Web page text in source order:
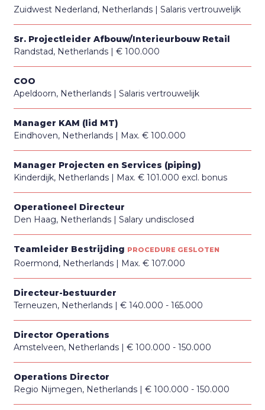
Zuidwest Nederland, Netherlands
Salaris vertrouwelijk
Sr. Projectleider Afbouw/Interieurbouw Retail
Randstad, Netherlands
€ 100.000
COO
Apeldoorn, Netherlands
Salaris vertrouwelijk
Manager KAM (lid MT)
Eindhoven, Netherlands
Max. € 100.000
Manager Projecten en Services (piping)
Kinderdijk, Netherlands
Max. € 101.000 excl. bonus
Operationeel Directeur
Den Haag, Netherlands
Salary undisclosed
Teamleider Bestrijding PROCEDURE GESLOTEN
Roermond, Netherlands Max. € 107.000
Directeur-bestuurder
Terneuzen, Netherlands
€ 140.000 - 165.000
Director Operations
Amstelveen, Netherlands
€ 100.000 - 150.000
Operations Director
Regio Nijmegen, Netherlands
€ 100.000 - 150.000